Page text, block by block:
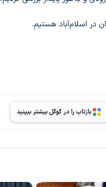
در اسلام‌آباد هستیم.
بازتاب را در گوگل بیشتر ببینید